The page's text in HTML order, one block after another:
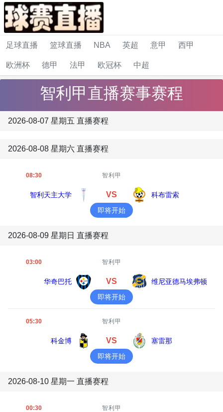
足球直播 篮球直播 NBA 英超 意甲 西甲
欧洲杯 德甲 法甲 欧冠杯 中超
智利甲直播赛事赛程
2026-08-07 星期五 直播赛程
2026-08-08 星期六 直播赛程
08:30 智利甲
智利天主大学 VS
科布雷索
即将开始
2026-08-09 星期日 直播赛程
03:00 智利甲
华奇巴托 VS
维尼亚德马埃弗顿
即将开始
05:30 智利甲
科金博 VS
塞雷那
即将开始
2026-08-10 星期一 直播赛程
00:30 智利甲